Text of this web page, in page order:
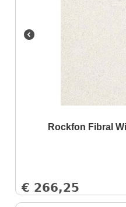
Rockfon Fibral
€ 266,25